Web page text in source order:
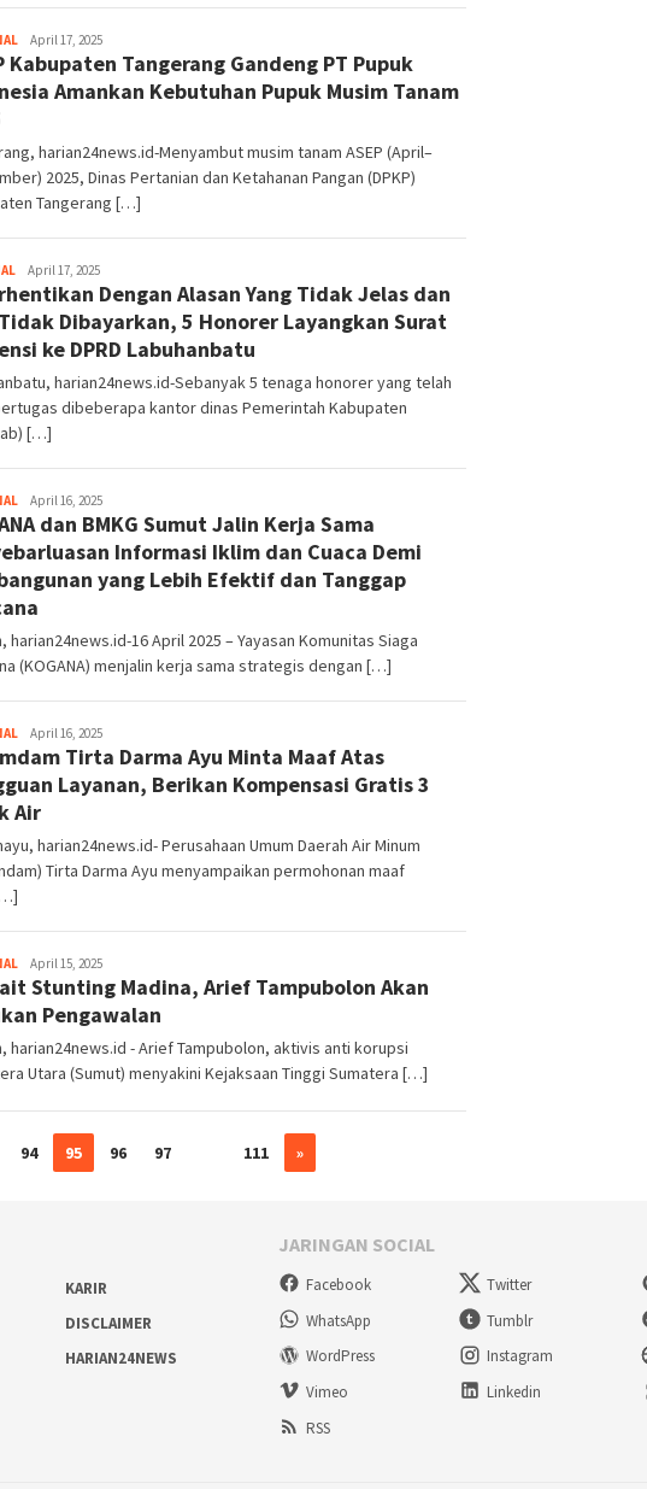
Admin
April 17, 2025
Kabupaten Tangerang Gandeng PT Pupuk
Amankan Kebutuhan Pupuk Musim Tanam
harian24news.id-Menyambut musim tanam ASEP (April–
2025, Dinas Pertanian dan Ketahanan Pangan (DPKP)
Tangerang […]
Admin
April 17, 2025
Dengan Alasan Yang Tidak Jelas dan
Dibayarkan, 5 Honorer Layangkan Surat
ke DPRD Labuhanbatu
harian24news.id-Sebanyak 5 tenaga honorer yang telah
dibeberapa kantor dinas Pemerintah Kabupaten
[…]
Admin
April 16, 2025
dan BMKG Sumut Jalin Kerja Sama
Informasi Iklim dan Cuaca Demi
yang Lebih Efektif dan Tanggap
harian24news.id-16 April 2025 – Yayasan Komunitas Siaga
(KOGANA) menjalin kerja sama strategis dengan […]
Admin
April 16, 2025
Tirta Darma Ayu Minta Maaf Atas
Layanan, Berikan Kompensasi Gratis 3
Air
harian24news.id- Perusahaan Umum Daerah Air Minum
Tirta Darma Ayu menyampaikan permohonan maaf
Admin
April 15, 2025
Stunting Madina, Arief Tampubolon Akan
Pengawalan
harian24news.id ⁠- Arief Tampubolon, aktivis anti korupsi
Utara (Sumut) menyakini Kejaksaan Tinggi Sumatera […]
94 95 96 97 111 »
KARIR
DISCLAIMER
HARIAN24NEWS
JARINGAN SOCIAL
Facebook Twitter
WhatsApp
Tumblr
WordPress
Instagram
Vimeo
Linkedin
RSS